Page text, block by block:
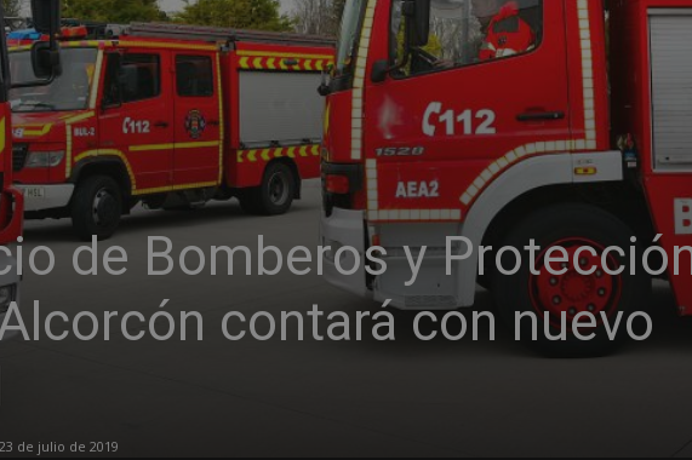
de Bomberos y
contará con nuevo
de julio de 2019